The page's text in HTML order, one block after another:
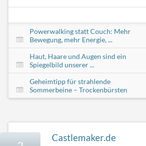
Powerwalking statt Couch: Mehr
Bewegung, mehr Energie, ...
Haut, Haare und Augen sind ein
Spiegelbild unserer ...
Geheimtipp für strahlende
Sommerbeine – Trockenbürsten
Castlemaker.de